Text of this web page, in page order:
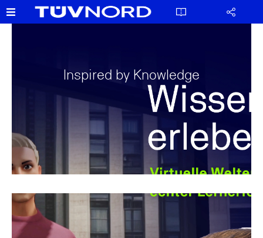
Inspired by Knowledge